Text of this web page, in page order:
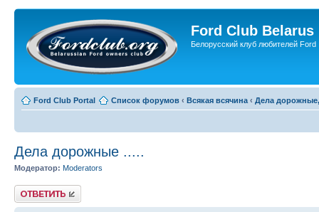
Ford Club Belarus
Белорусский клуб любителей Ford
Ford Club Portal Список форумов ‹ Всякая всячина ‹ Дела
Дела дорожные .....
Модератор: Moderators
Ответить